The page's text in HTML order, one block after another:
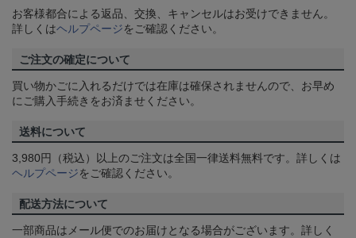
お客様都合による返品、交換、キャンセルはお受けできません。
詳しくはヘルプページをご確認ください。
ご注文の確定について
買い物かごに入れるだけでは在庫は確保されませんので、お早め
にご購入手続きをお済ませください。
送料について
3,980円（税込）以上のご注文は全国一律送料無料です。詳しくは
ヘルプページをご確認ください。
配送方法について
一部商品はメール便でのお届けとなる場合がございます。詳しく